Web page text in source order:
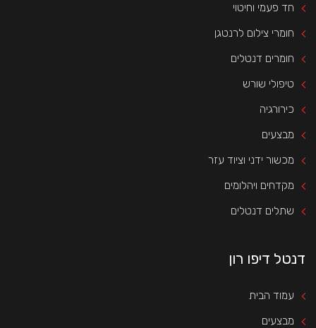
חד פעמי וחיטוי
חומרי צילום לרנטגן
חומרים דנטלים
טיפולי שורש
כירורגיה
מבצעים
מכשור ידני וציוד עזר
מקדחים ויהלומים
שתלים דנטלים
דנטל דיפו רון
עמוד הבית
מבצעים